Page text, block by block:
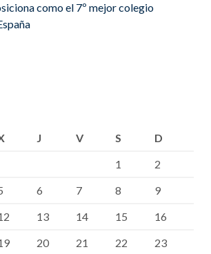
como el 7º mejor colegio
J V S
D
1
2
6 7 8
9
13 14 15
16
20 21 22 23